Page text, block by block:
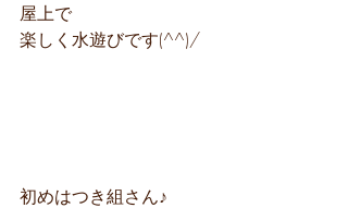
屋上で
楽しく水遊びです(^^)/
初めはつき組さん♪